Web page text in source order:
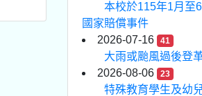
本校於115年1月至
國家賠償事件
2026-07-16
41
大雨或颱風過後登
2026-08-06
23
特殊教育學生及幼